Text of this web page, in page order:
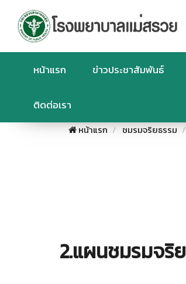
หน้าแรก ข่าวประชาสัมพันธ์
ติดต่อเรา
หน้าแรก ชมรมจริยธรรม
2.แผนชมรมจริ